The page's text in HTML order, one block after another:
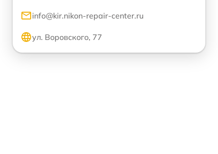
info@kir.nikon-repair-center.ru
ул. Воровского, 77